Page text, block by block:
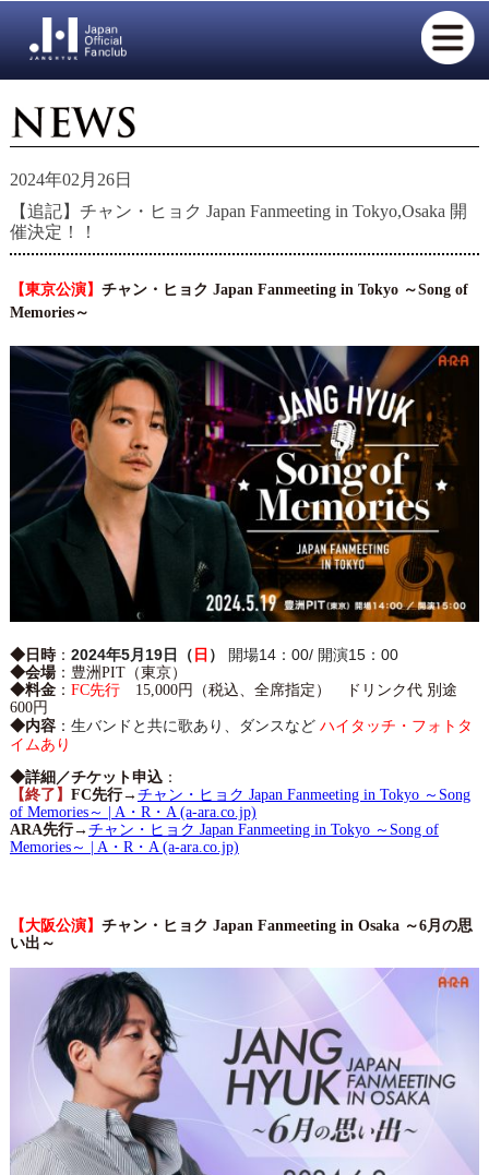
2024年02月26日
【追記】チャン・ヒョク Japan Fanmeeting in Tokyo,Osaka 開
催決定！！
【東京公演】 チャン・ヒョク Japan Fanmeeting in Tokyo ～Song of
Memories～
◆日時： 2024年5月19日（ 日 ） 開場14：00/ 開演15：00
◆会場：豊洲PIT（東京）
◆料金： FC先行15,000円（税込、全席指定） ドリンク代 別途
600円
◆内容： 生バンドと共に歌あり、ダンスなど ハイタッチ・フォトタ
イムあり
◆詳細／チケット申込：
【終了】 FC先行→ チャン・ヒョク Japan Fanmeeting in Tokyo ～Song
of Memories～ | A・R・A (a-ara.co.jp)
ARA先行→ チャン・ヒョク Japan Fanmeeting in Tokyo ～Song of
Memories～ | A・R・A (a-ara.co.jp)
【大阪公演】 チャン・ヒョク Japan Fanmeeting in Osaka ～6月の思
い出～